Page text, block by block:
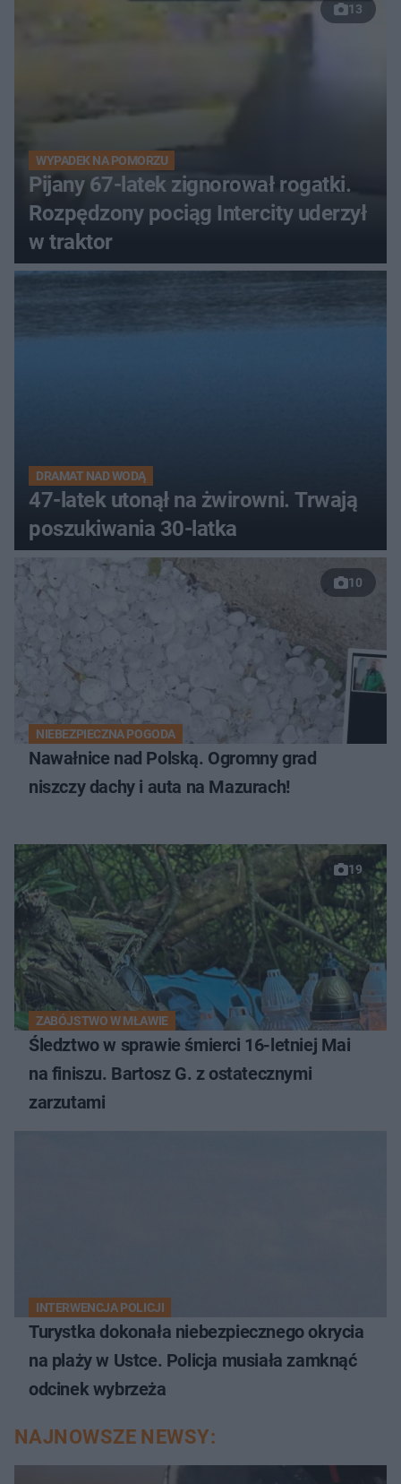
13
WYPADEK NA POMORZU
Pijany 67-latek zignorował rogatki.
Rozpędzony pociąg Intercity uderzył
w traktor
DRAMAT NAD WODĄ
47-latek utonął na żwirowni. Trwają
poszukiwania 30-latka
10
NIEBEZPIECZNA POGODA
Nawałnice nad Polską. Ogromny grad
niszczy dachy i auta na Mazurach!
19
ZABÓJSTWO W MŁAWIE
Śledztwo w sprawie śmierci 16-letniej Mai
na finiszu. Bartosz G. z ostatecznymi
zarzutami
INTERWENCJA POLICJI
Turystka dokonała niebezpiecznego okrycia
na plaży w Ustce. Policja musiała zamknąć
odcinek wybrzeża
NAJNOWSZE NEWSY: